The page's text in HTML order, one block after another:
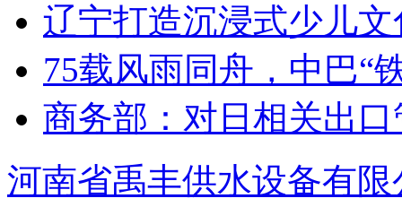
辽宁打造沉浸式少儿文
75载风雨同舟，中巴“
商务部：对日相关出口
河南省禹丰供水设备有限